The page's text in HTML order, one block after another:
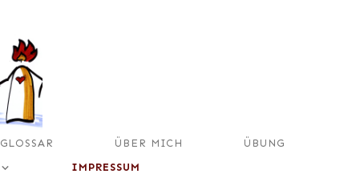
GLOSSAR ÜBER MICH
ÜBUNG
IMPRESSUM